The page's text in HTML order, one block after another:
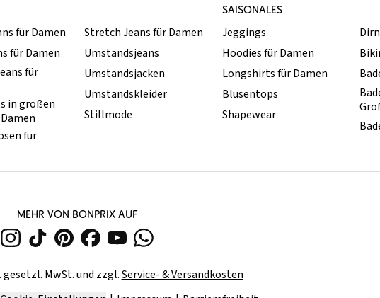
SAISONALES
für Damen
für Damen
für
in großen
für
Stretch Jeans für Damen
Umstandsjeans
Umstandsjacken
Umstandskleider
Stillmode
Jeggings
Hoodies für Damen
Longshirts für Damen
Blusentops
Shapewear
MEHR VON BONPRIX AUF
MwSt. und zzgl.Service- & Versandkosten